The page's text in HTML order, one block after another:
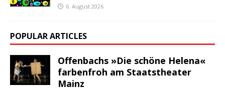
6. August 2026
POPULAR ARTICLES
Offenbachs »Die schöne Helena«
farbenfroh am Staatstheater
Mainz